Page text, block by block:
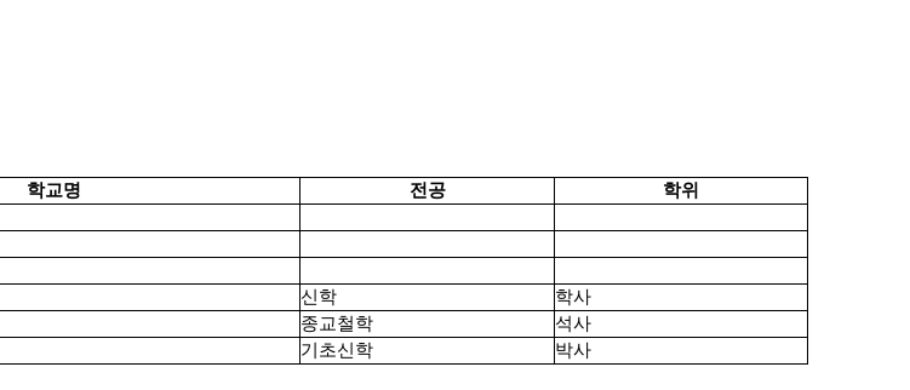
학교명 전공
학위
신학
학사
종교철학
석사
기초신학 박사